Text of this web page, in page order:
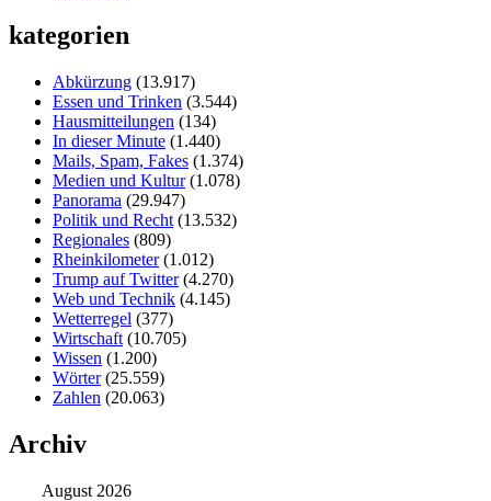
kategorien
Abkürzung (13.917)
Essen und Trinken (3.544)
Hausmitteilungen (134)
In dieser Minute (1.440)
Mails, Spam, Fakes (1.374)
Medien und Kultur(1.078)
Panorama (29.947)
Politik und Recht (13.532)
Regionales (809)
Rheinkilometer(1.012)
Trump auf Twitter(4.270)
Web und Technik (4.145)
Wetterregel (377)
Wirtschaft (10.705)
Wissen (1.200)
Wörter(25.559)
Zahlen (20.063)
Archiv
August 2026